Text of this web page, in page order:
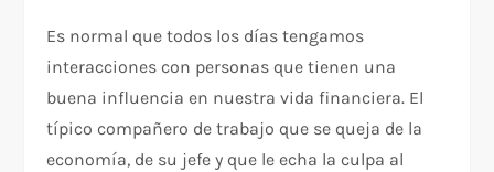
Es normal que todos los días tengamos
interacciones con personas que tienen una
buena influencia en nuestra vida financiera. El
típico compañero de trabajo que se queja de la
economía, de su jefe y que le echa la culpa al